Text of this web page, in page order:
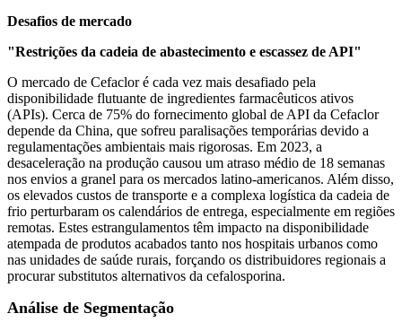
Desafios de mercado
"Restrições da cadeia de abastecimento e escassez de API"
O mercado de Cefaclor é cada vez mais desafiado pela
disponibilidade flutuante de ingredientes farmacêuticos ativos
(APIs). Cerca de 75% do fornecimento global de API da Cefaclor
depende da China, que sofreu paralisações temporárias devido a
regulamentações ambientais mais rigorosas. Em 2023, a
desaceleração na produção causou um atraso médio de 18 semanas
nos envios a granel para os mercados latino-americanos. Além disso,
os elevados custos de transporte e a complexa logística da cadeia de
frio perturbaram os calendários de entrega, especialmente em regiões
remotas. Estes estrangulamentos têm impacto na disponibilidade
atempada de produtos acabados tanto nos hospitais urbanos como
nas unidades de saúde rurais, forçando os distribuidores regionais a
procurar substitutos alternativos da cefalosporina.
Análise de Segmentação